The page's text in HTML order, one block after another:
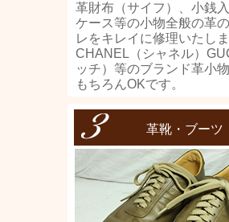
革財布（サイフ）、小銭
ケース等の小物全般の革
レをキレイに修理いたしま
CHANEL（シャネル）
ッチ）等のブランド革小
もちろんOKです。
革靴・ブーツ